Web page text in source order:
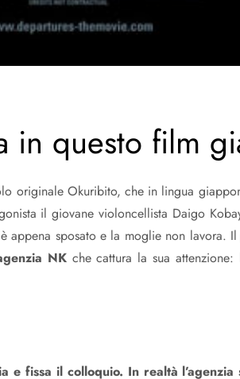
in questo film
originale Okuribito, che in lingua
il giovane violoncellista Daigo
sposato e la moglie non lavora.
NKche cattura la sua attenzione:
e fissa il colloquio. In realtà